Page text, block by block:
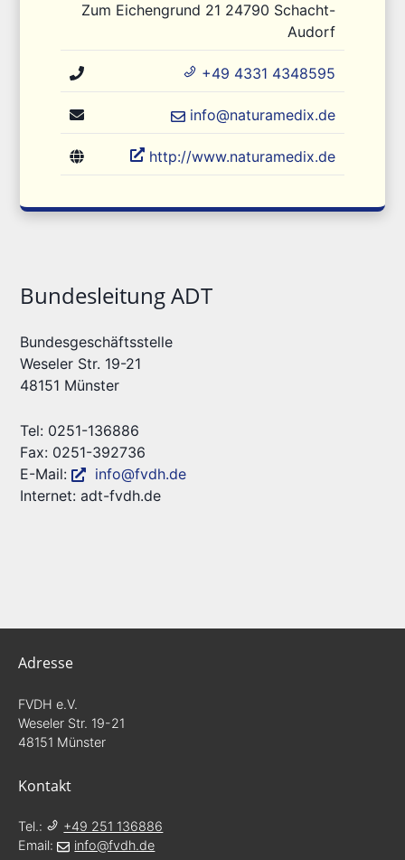
Zum Eichengrund 21 24790 Schacht-
Audorf
+49 4331 4348595
info@naturamedix.de
http://www.naturamedix.de
Bundesleitung ADT
Bundesgeschäftsstelle
Weseler Str. 19-21
48151 Münster
Tel: 0251-136886
Fax: 0251-392736
E-Mail:
info@fvdh.de
Internet: adt-fvdh.de
Adresse
FVDH e.V.
Weseler Str. 19-21
48151 Münster
Kontakt
Tel.:
+49 251 136886
Email:
info@fvdh.de